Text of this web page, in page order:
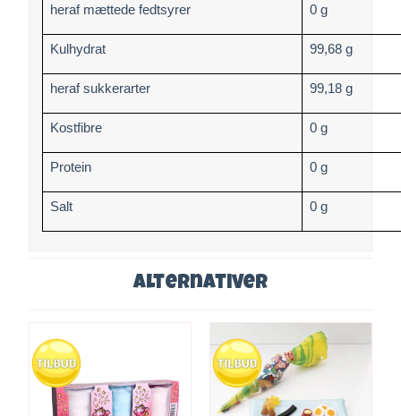
heraf mættede fedtsyrer 0 g
Kulhydrat 99,68 g
heraf sukkerarter 99,18 g
Kostfibre 0 g
Protein 0 g
Salt 0 g
Alternativer